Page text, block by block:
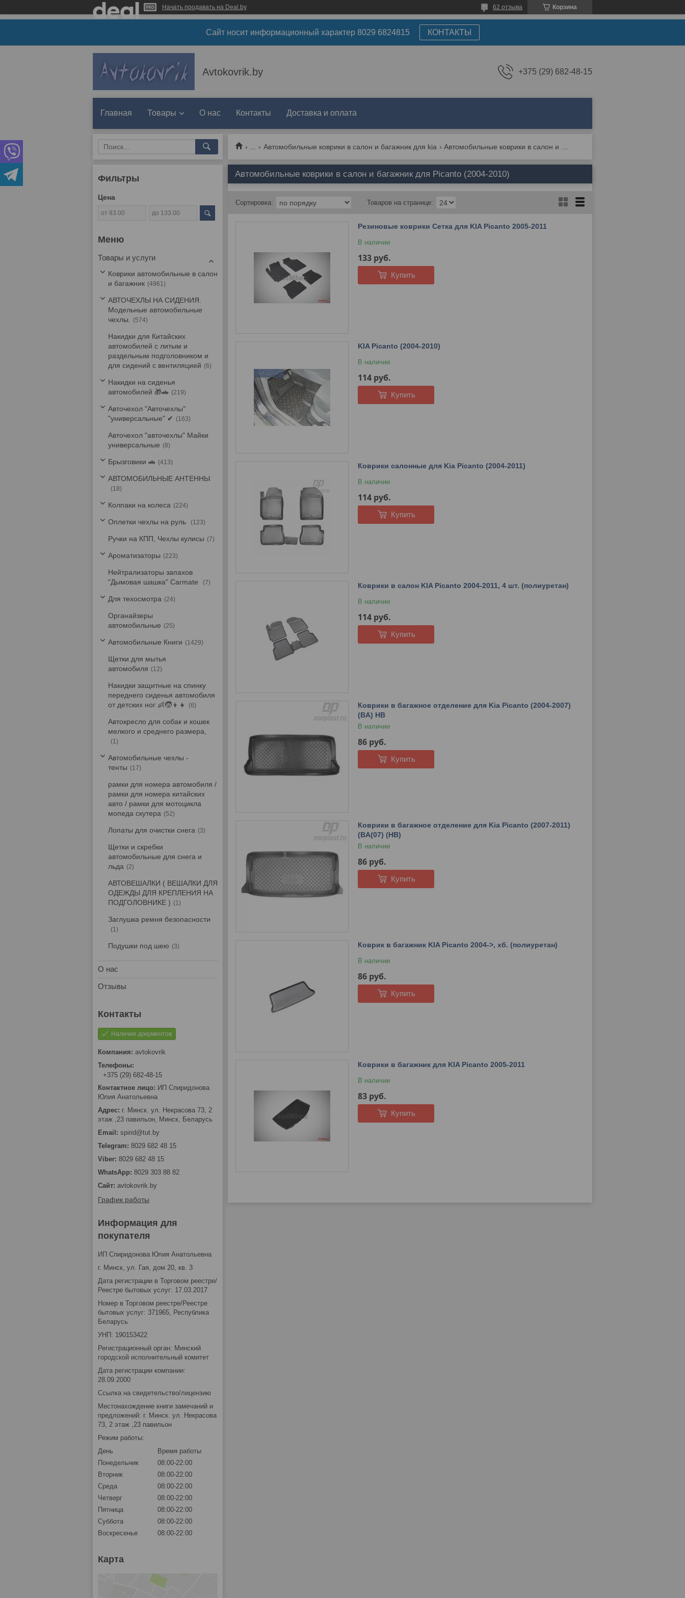
Начать продавать на Deal.by Корзина
62 отзыва
Сайт носит информационный характер 8029 6824815 КОНТАКТЫ
Avtokovrik.by +375 (29) 682-48-15
Главная Товары О нас Контакты Доставка и оплата
Автомобильные коврики в салон и багажник для kia
Автомобильные коврики в салон и багажник для Picanto (2004-2010)
Резиновые коврики Сетка для KIA Picanto 2005-2011
В наличии
133 руб.
Купить
KIA Picanto (2004-2010)
В наличии
114 руб.
Купить
Коврики салонные для Kia Picanto (2004-2011)
В наличии
114 руб.
Купить
Коврики в салон KIA Picanto 2004-2011, 4 шт. (полиуретан)
В наличии
114 руб.
Купить
Коврики в багажное отделение для Kia Picanto (2004-2007)
(BA) HB
В наличии
86 руб.
Купить
Коврики в багажное отделение для Kia Picanto (2007-2011)
(BA(07) (HB)
В наличии
86 руб.
Купить
Коврик в багажник KIA Picanto 2004->, хб. (полиуретан)
В наличии
86 руб.
Купить
Коврики в багажник для KIA Picanto 2005-2011
В наличии
83 руб.
Купить
Фильтры
Цена
Товары и услуги
Коврики автомобильные в салон
и багажник
4961
АВТОЧЕХЛЫ НА СИДЕНИЯ.
Модельные автомобильные
чехлы.
574
Накидки для Китайских
автомобилей с литым и
раздельным подголовником и
для сидений с вентиляцией
6
Накидки на сиденья
автомобилей 🎁🚗
219
Авточехол "Авточехлы"
"универсальные" ✔
163
Авточехол "авточехлы" Майки
универсальные
8
Брызговики 🚗 413
АВТОМОБИЛЬНЫЕ АНТЕННЫ
18
Колпаки на колеса 224
Оплетки чехлы на руль 123
Ручки на КПП, Чехлы кулисы 7
Ароматизаторы 223
Нейтрализаторы запахов
"Дымовая шашка" Carmate
7
Для техосмотра 24
Органайзеры
автомобильные
25
Автомобильные Книги 1429
Щетки для мытья
автомобиля
12
Накидки защитные на спинку
переднего сиденья автомобиля
от детских ног 👶🧒👦👧
6
Автокресло для собак и кошек
мелкого и среднего размера,
1
Автомобильные чехлы -
тенты
17
рамки для номера автомобиля /
рамки для номера китайских
авто / рамки для мотоцикла
мопеда скутера
52
Лопаты для очистки снега 3
Щетки и скребки
автомобильные для снега и
льда
2
АВТОВЕШАЛКИ ( ВЕШАЛКИ ДЛЯ
ОДЕЖДЫ ДЛЯ КРЕПЛЕНИЯ НА
ПОДГОЛОВНИКЕ )
1
Заглушка ремня безопасности
1
Подушки под шею 3
О нас
Отзывы
Наличие документов
avtokovrik
+375 (29) 682-48-15
ИП Спиридонова
Юлия Анатольевна
г. Минск. ул. Некрасова 73, 2
этаж ,23 павильон, Минск, Беларусь
spirid@tut.by
8029 682 48 15
8029 682 48 15
8029 303 88 82
avtokovrik.by
График работы
Информация для
покупателя
ИП Спиридонова Юлия Анатольевна
г. Минск, ул. Гая, дом 20, кв. 3
Дата регистрации в Торговом реестре/
Реестре бытовых услуг: 17.03.2017
Номер в Торговом реестре/Реестре
бытовых услуг: 371965, Республика
Беларусь
УНП: 190153422
Регистрационный орган: Минский
городской исполнительный комитет
Дата регистрации компании:
28.09.2000
Ссылка на свидетельство/лицензию
Местонахождение книги замечаний и
предложений: г. Минск. ул. Некрасова
73, 2 этаж ,23 павильон
Режим работы:
День
Время работы
Понедельник
08:00-22:00
Вторник
08:00-22:00
Среда
08:00-22:00
Четверг
08:00-22:00
Пятница
08:00-22:00
Суббота
08:00-22:00
Воскресенье
08:00-22:00
Карта